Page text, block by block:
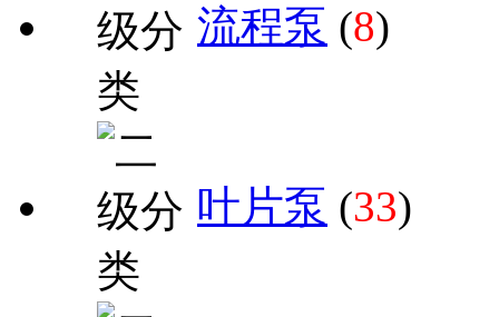
流程泵 (8)
叶片泵 (33)